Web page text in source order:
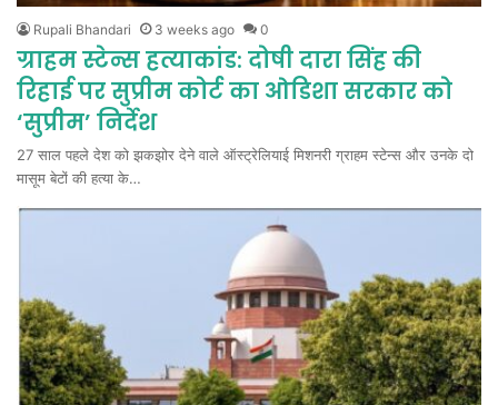
Rupali Bhandari 3 weeks ago 0
ग्राहम स्टेन्स हत्याकांड: दोषी दारा सिंह की
रिहाई पर सुप्रीम कोर्ट का ओडिशा सरकार को
‘सुप्रीम’ निर्देश
27 साल पहले देश को झकझोर देने वाले ऑस्ट्रेलियाई मिशनरी ग्राहम स्टेन्स और उनके दो
मासूम बेटों की हत्या के…